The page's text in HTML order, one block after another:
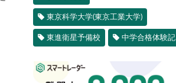
東京科学大学(東京工業大学)
東進衛星予備校 中学合格体験記